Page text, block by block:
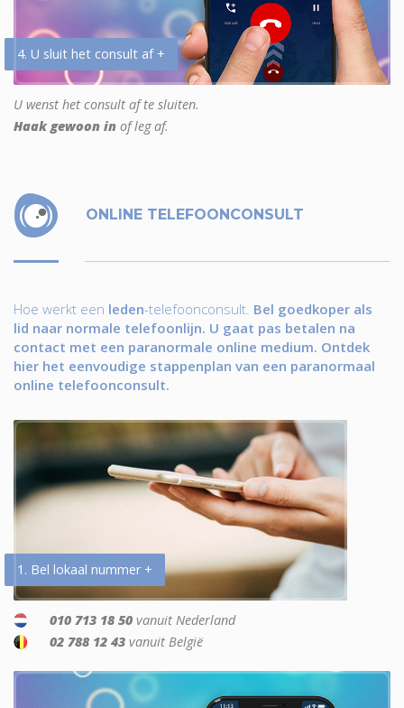
4. U sluit het consult af +
U wenst het consult af te sluiten.
Haak gewoon in of leg af.
ONLINE TELEFOONCONSULT
Hoe werkt een leden-telefoonconsult. Bel goedkoper als
lid naar normale telefoonlijn. U gaat pas betalen na
contact met een paranormale online medium. Ontdek
hier het eenvoudige stappenplan van een paranormaal
online telefoonconsult.
1. Bel lokaal nummer +
010 713 18 50 vanuit Nederland
02 788 12 43 vanuit België